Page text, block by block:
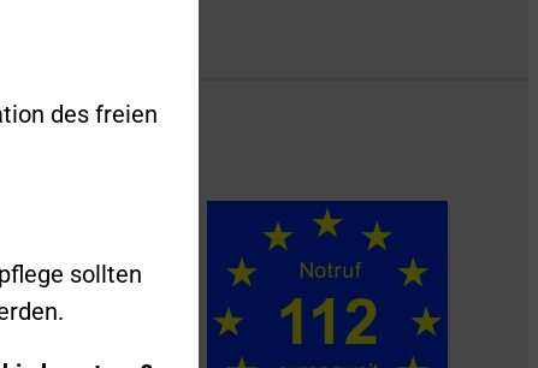
des freien
sollten